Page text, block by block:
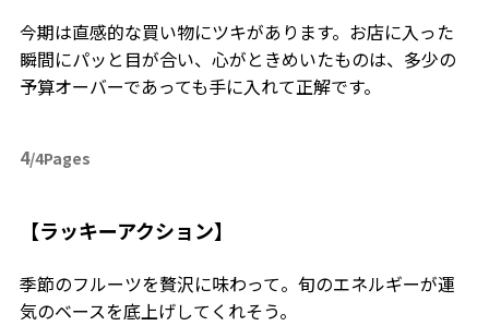
今期は直感的な買い物にツキがあります。お店に入った
瞬間にパッと目が合い、心がときめいたものは、多少の
予算オーバーであっても手に入れて正解です。
4/4Pages
【ラッキーアクション】
季節のフルーツを贅沢に味わって。旬のエネルギーが運
気のベースを底上げしてくれそう。